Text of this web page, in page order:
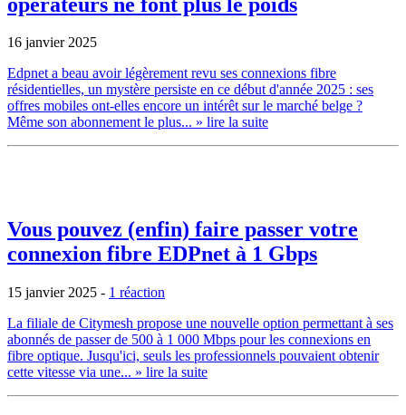
16 janvier 2025
Edpnet a beau avoir légèrement revu ses connexions fibre
résidentielles, un mystère persiste en ce début d'année 2025 : ses
offres mobiles ont-elles encore un intérêt sur le marché belge ?
Même son abonnement le plus... » lire la suite
Vous pouvez (enfin) faire passer votre
connexion fibre EDPnet à 1 Gbps
15 janvier 2025 - 1 réaction
La filiale de Citymesh propose une nouvelle option permettant à ses
abonnés de passer de 500 à 1 000 Mbps pour les connexions en
fibre optique. Jusqu'ici, seuls les professionnels pouvaient obtenir
cette vitesse via une... » lire la suite